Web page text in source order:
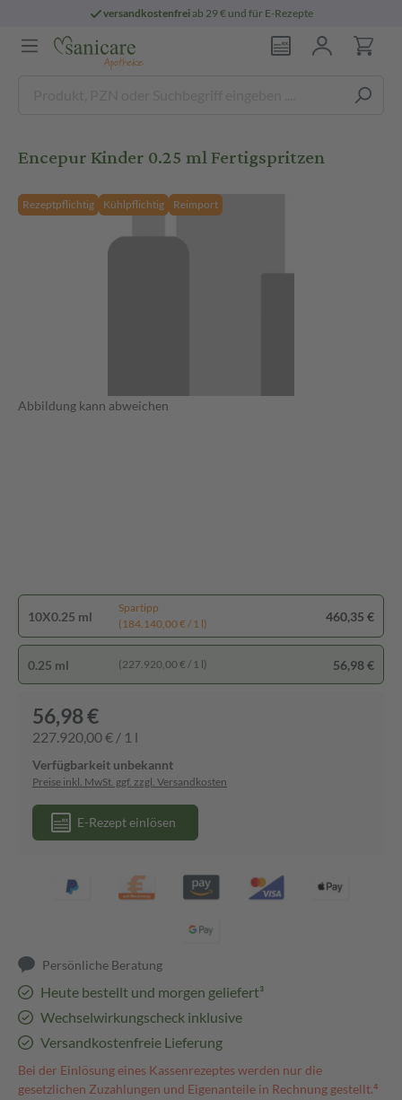
versandkostenfreiab 29 € und für E-Rezepte
Encepur Kinder 0.25 ml Fertigspritzen
Rezeptpflichtig Kühlpflichtig Reimport
Abbildung kann abweichen
10X0.25 ml
Spartipp
(184.140,00 € / 1 l)
460,35 €
0.25 ml (227.920,00 € / 1 l) 56,98 €
56,98 €
227.920,00 € / 1 l
Verfügbarkeit unbekannt
Preise inkl. MwSt. ggf. zzgl. Versandkosten
E-Rezept einlösen
Persönliche Beratung
Heute bestellt und morgen geliefert³
Wechselwirkungscheck inklusive
Versandkostenfreie Lieferung
Bei der Einlösung eines Kassenrezeptes werden nur die
gesetzlichen Zuzahlungen und Eigenanteile in Rechnung gestellt.⁴